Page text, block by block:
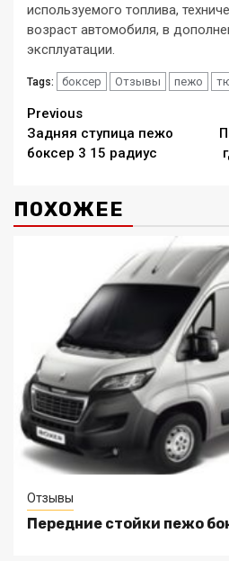
используемого топлива,
возраст автомобиля, в
эксплуатации.
Tags: боксер Отзывы пежо
Continue
Reading
Previous
Задняя ступица пежо
боксер 3 15 радиус
ПОХОЖЕЕ
Отзывы
Передние стойки пежо